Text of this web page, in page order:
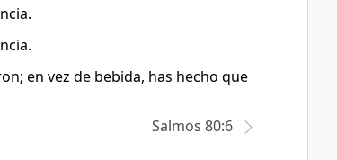
en vez de bebida, has hecho que
Salmos 80:6